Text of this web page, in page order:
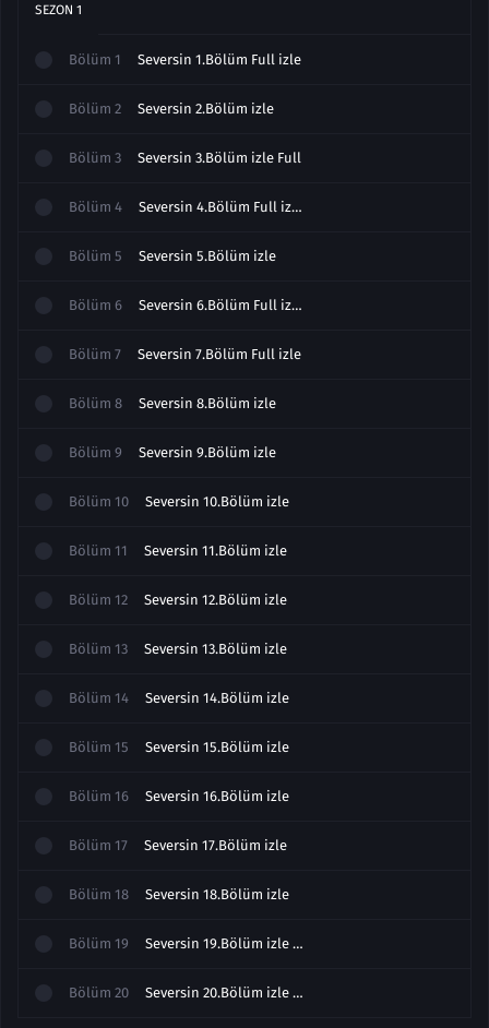
SEZON 1
Bölüm 1 Seversin 1.Bölüm Full izle
Bölüm 2 Seversin 2.Bölüm izle
Bölüm 3 Seversin 3.Bölüm izle Full
Bölüm 4 Seversin 4.Bölüm Full izle
Bölüm 5 Seversin 5.Bölüm izle
Bölüm 6 Seversin 6.Bölüm Full izle 1
Bölüm 7 Seversin 7.Bölüm Full izle
Bölüm 8 Seversin 8.Bölüm izle
Bölüm 9 Seversin 9.Bölüm izle
Bölüm 10 Seversin 10.Bölüm izle
Bölüm 11 Seversin 11.Bölüm izle
Bölüm 12 Seversin 12.Bölüm izle
Bölüm 13 Seversin 13.Bölüm izle
Bölüm 14 Seversin 14.Bölüm izle
Bölüm 15 Seversin 15.Bölüm izle
Bölüm 16 Seversin 16.Bölüm izle
Bölüm 17 Seversin 17.Bölüm izle
Bölüm 18 Seversin 18.Bölüm izle
Bölüm 19 Seversin 19.Bölüm izle Full
Bölüm 20 Seversin 20.Bölüm izle Final